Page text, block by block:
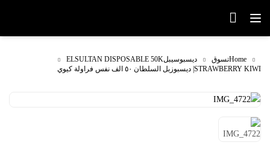
Homeتسوق ديسبوسيبلELSULTAN DISPOSABLE 50K
STRAWBERRY KIWI| ديسبوزبل السلطان ٥٠ الف نفس فراولة كيوي